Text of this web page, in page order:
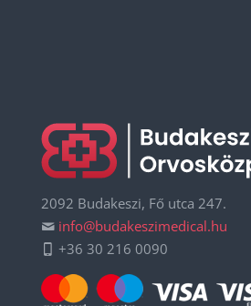
2092 Budakeszi, Fő utca 247.
info@budakeszimedical.hu
+36 30 216 0090